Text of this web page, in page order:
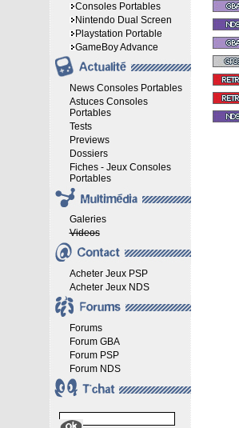
Consoles Portables
Nintendo Dual Screen
Playstation Portable
GameBoy Advance
News Consoles Portables
Astuces Consoles
Portables
Tests
Previews
Dossiers
Fiches - Jeux Consoles
Portables
Galeries
Videos
Acheter Jeux PSP
Acheter Jeux NDS
Forums
Forum GBA
Forum PSP
Forum NDS